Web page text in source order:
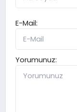
E-Mail:
Yorumunuz: